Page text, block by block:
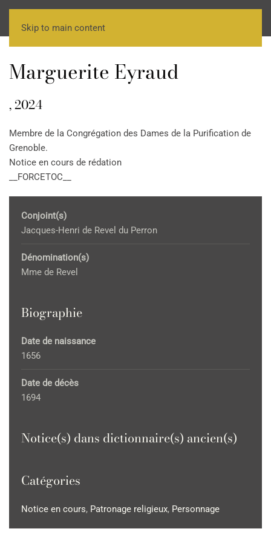
Skip to main content
Marguerite Eyraud
, 2024
Membre de la Congrégation des Dames de la Purification de
Grenoble.
Notice en cours de rédation
__FORCETOC__
Conjoint(s)
Jacques-Henri de Revel du Perron
Dénomination(s)
Mme de Revel
Biographie
Date de naissance
1656
Date de décès
1694
Notice(s) dans dictionnaire(s) ancien(s)
Catégories
Notice en cours, Patronage religieux, Personnage